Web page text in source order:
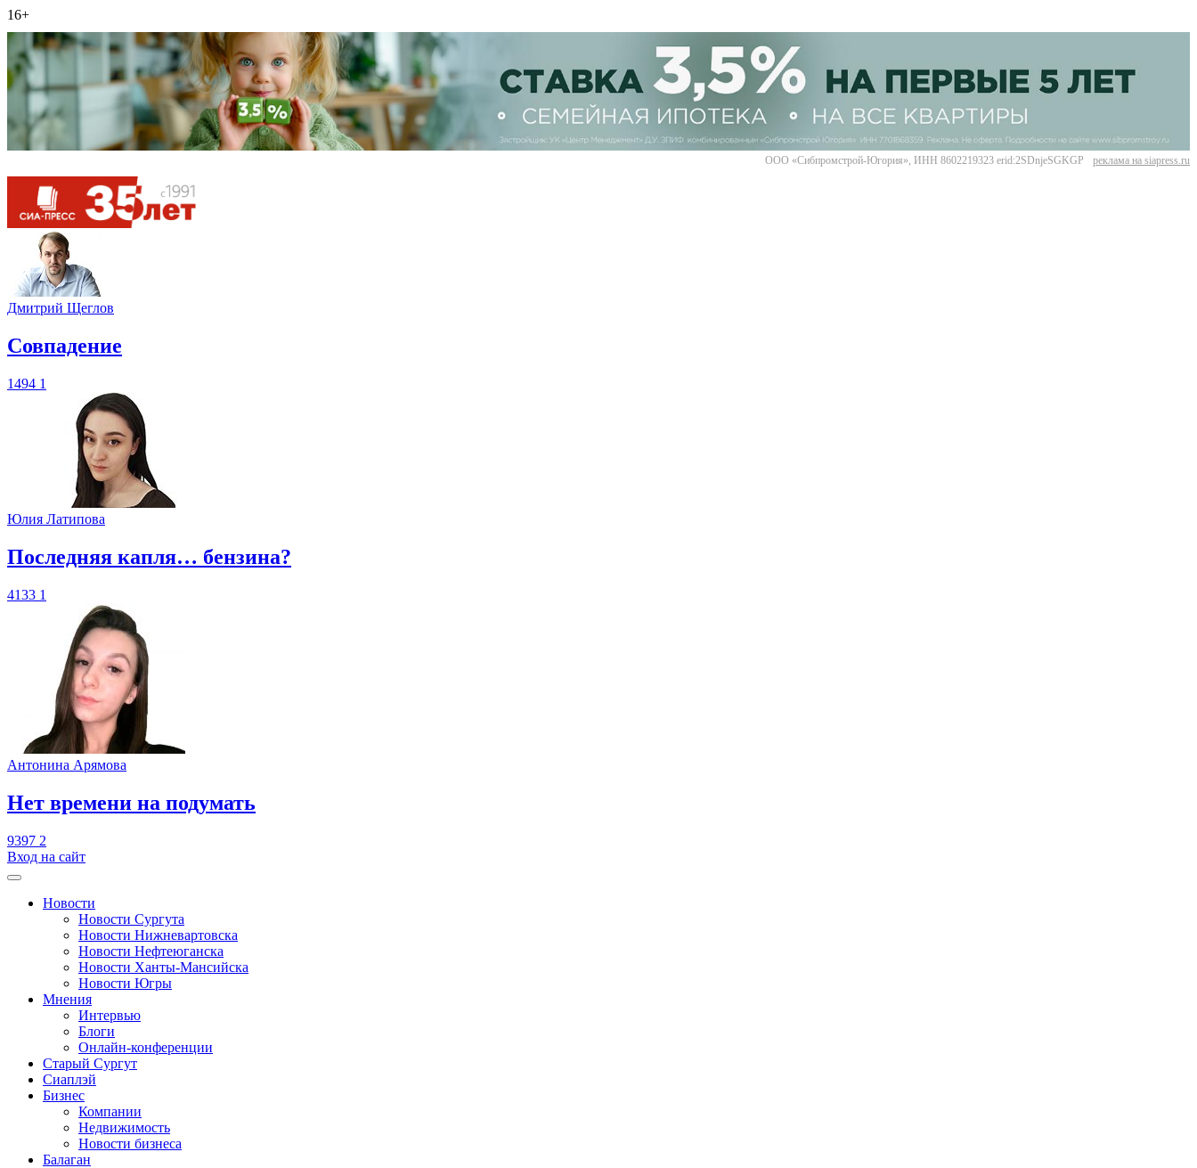
16+
ООО «Сибпромстрой-Югория», ИНН 8602219323 erid:2SDnjeSGKGP реклама на siapress.ru
Дмитрий Щеглов
​Совпадение
1494 1
Юлия Латипова
​Последняя капля… бензина?
4133 1
Антонина Арямова
​Нет времени на подумать
9397 2
Вход на сайт
Новости
Новости Сургута
Новости Нижневартовска
Новости Нефтеюганска
Новости Ханты-Мансийска
Новости Югры
Мнения
Интервью
Блоги
Онлайн-конференции
Старый Сургут
Сиаплэй
Бизнес
Компании
Недвижимость
Новости бизнеса
Балаган